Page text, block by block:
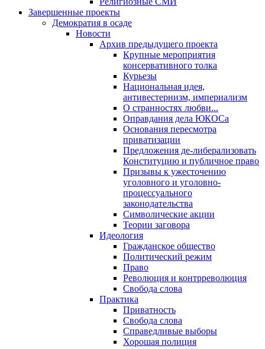
Завершенные проекты
Демократия в осаде
Новости
Архив предыдущего проекта
Крупные мероприятия
консервативного толка
Курьезы
Национальная идея,
антивестернизм, империализм
О странностях любви...
Оправдания дела ЮКОСа
Основания пересмотра
приватизации
Предложения де-либерализовать
Конституцию и публичное право
Призывы к ужесточению
уголовного и уголовно-
процессуального
законодательства
Символические акции
Теории заговора
Идеология
Гражданское общество
Политический режим
Право
Революция и контрреволюция
Свобода слова
Практика
Приватность
Свобода слова
Справедливые выборы
Хорошая полиция